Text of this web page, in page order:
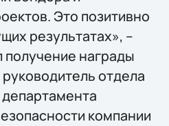
Это позитивно
результатах», –
награды
отдела
компании